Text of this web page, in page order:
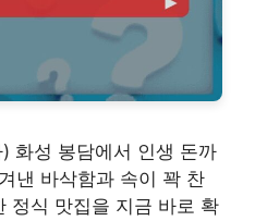
화성 봉담에서 인생 돈까
낸 바삭함과 속이 꽉 찬
정식 맛집을 지금 바로 확